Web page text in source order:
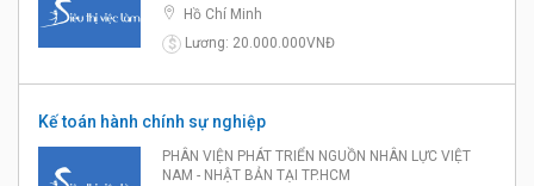
Hồ Chí Minh
$
Lương: 20.000.000VNĐ
Kế toán hành chính sự nghiệp
PHÂN VIỆN PHÁT TRIỂN NGUỒN NHÂN LỰC VIỆT
NAM - NHẬT BẢN TẠI TP.HCM